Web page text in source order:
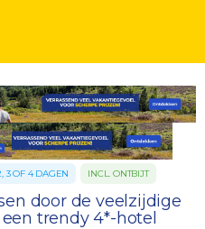
3 OF 4 DAGEN INCL. ONTBIJT
door de veelzijdige
trendy 4*-hotel